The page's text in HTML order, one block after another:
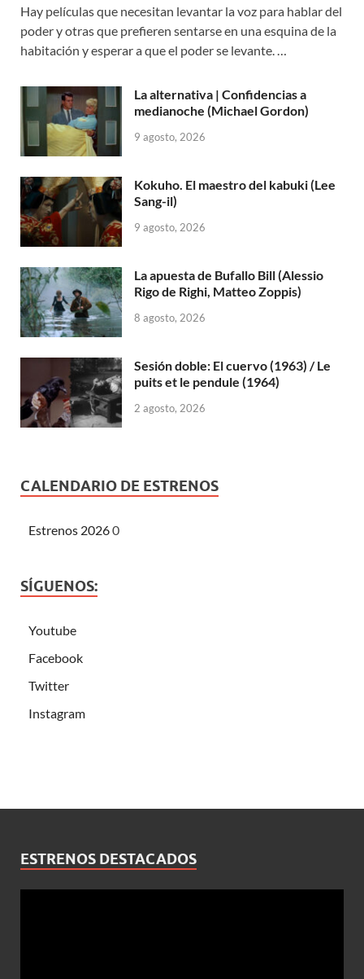
Hay películas que necesitan levantar la voz para hablar del
poder y otras que prefieren sentarse en una esquina de la
habitación y esperar a que el poder se levante. …
La alternativa | Confidencias a
medianoche (Michael Gordon)
9 agosto, 2026
Kokuho. El maestro del kabuki (Lee
Sang-il)
9 agosto, 2026
La apuesta de Bufallo Bill (Alessio
Rigo de Righi, Matteo Zoppis)
8 agosto, 2026
Sesión doble: El cuervo (1963) / Le
puits et le pendule (1964)
2 agosto, 2026
CALENDARIO DE ESTRENOS
Estrenos 20260
SÍGUENOS:
Youtube
Facebook
Twitter
Instagram
ESTRENOS DESTACADOS